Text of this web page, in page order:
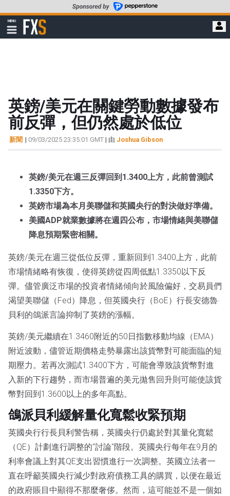
至
要
MENU
顯
示
FXStreet
英鎊/美元在關鍵勞動數據發布
前反彈，但仍然處於低位
新聞 | 09/03/2025 23:35:01 GMT | 由 Joshua Gibson
英鎊/美元在週三反彈回到1.3400上方，此前曾測試
1.3350下方。
英鎊市場為本月美聯儲和英國央行的對決做好準備。
美國ADP就業數據將在週四公布，市場情緒與美聯儲
降息預期緊密相關。
英鎊/美元在週三從低位反彈，重新回到1.3400上方，此前
市場情緒略有恢復，使得英鎊從四周低點1.3350以下反
彈。儘管廣泛市場的投資者情緒傾向於風險偏好，交易員們
渴望美聯儲（Fed）降息，但英國央行（BoE）行長安德魯·
貝利的鴿派言論抑制了英鎊的漲幅。
英鎊/美元繼續在1.3460附近的50日指數移動均線（EMA）
附近波動，儘管近期價格走勢暴露出該貨幣對可能面臨的短
期壓力。若再次測試1.3400下方，可能會導致該貨幣對進
入新的下行趨勢，而市場普遍的美元拋售回升則可能使該貨
幣對回到1.3600以上的多年高點。
鴿派貝利緩解量化寬鬆收緊預期
英國央行行長貝利警告稱，英國央行仍處於對其量化寬鬆
（QE）計劃進行調整的"討論"階段。英國央行每年在9月的
利率會議上對其QE支出習慣進行一次調整。英國立法者一
直在呼籲英國央行減少對政府債務工具的購買，以便在最近
的政府賬目中顯得不那麼奢侈。然而，這可能並不是一個如